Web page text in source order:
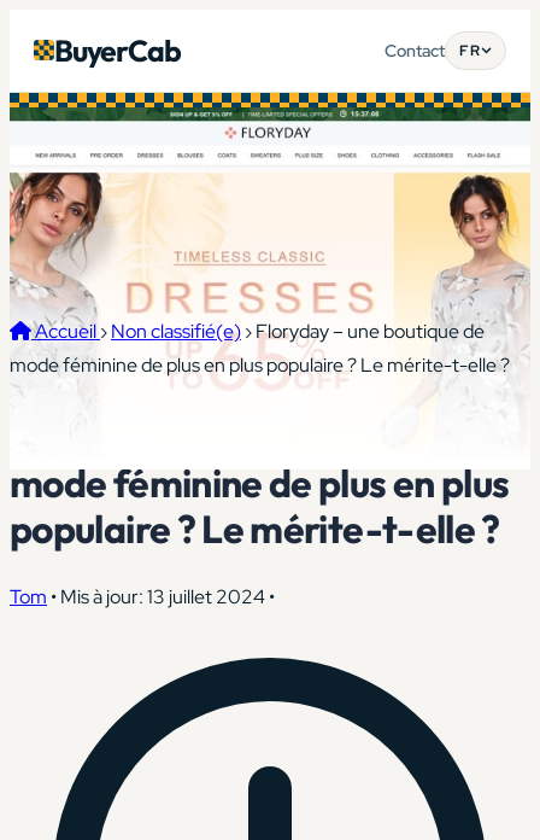
BuyerCab Contact FR
Accueil›Non classifié(e)›Floryday – une boutique de
mode féminine de plus en plus populaire ? Le mérite-t-elle ?
mode féminine de plus en plus
populaire ? Le mérite-t-elle ?
Tom •Mis à jour: 13 juillet 2024•